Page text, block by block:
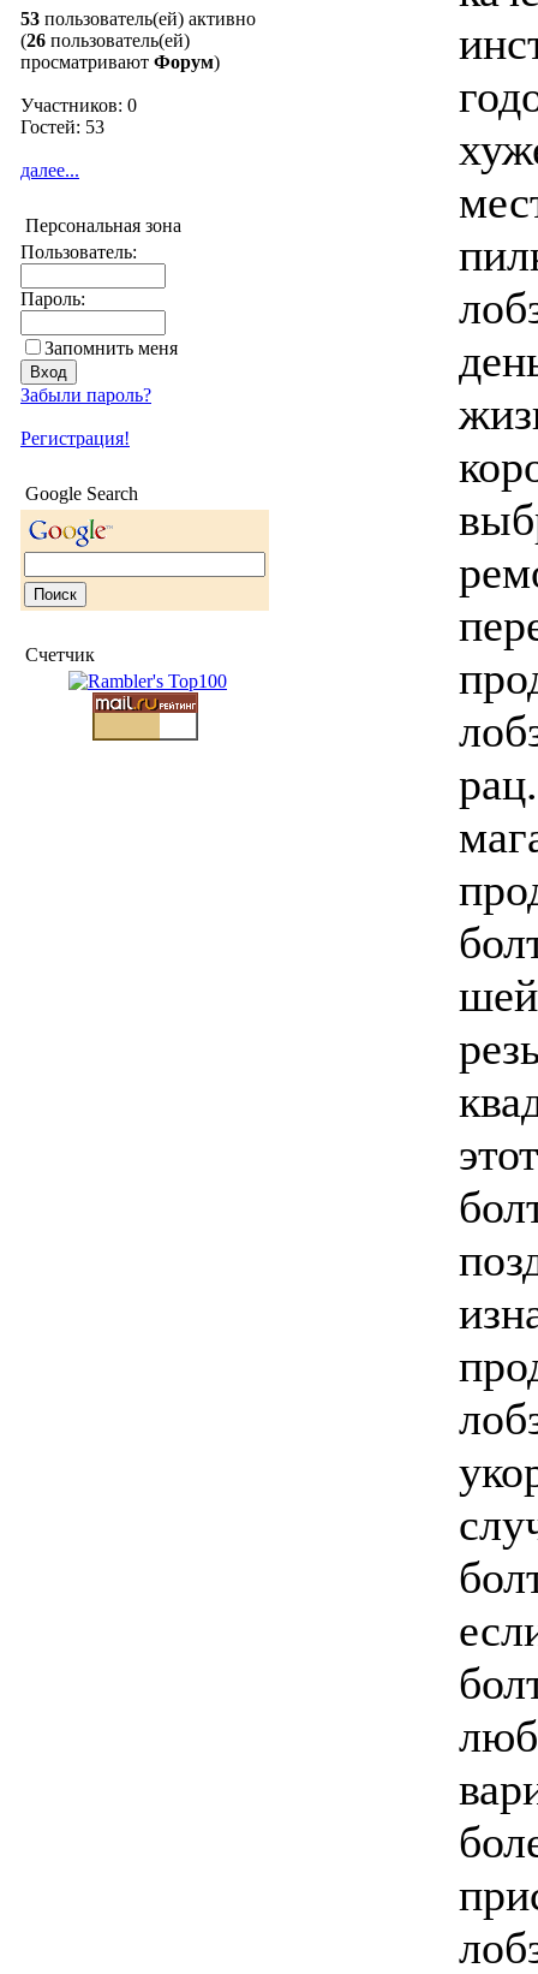
53 пользователь(ей) активно
(26 пользователь(ей)
просматривают Форум)
Участников: 0
Гостей: 53
далее...
Персональная зона
Пользователь:
Пароль:
Запомнить меня
Забыли пароль?
Регистрация!
Google Search
Счетчик
этот